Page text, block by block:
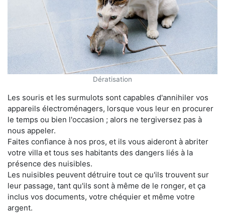
Dératisation
Les souris et les surmulots sont capables d'annihiler vos
appareils électroménagers, lorsque vous leur en procurer
le temps ou bien l'occasion ; alors ne tergiversez pas à
nous appeler.
Faites confiance à nos pros, et ils vous aideront à abriter
votre villa et tous ses habitants des dangers liés à la
présence des nuisibles.
Les nuisibles peuvent détruire tout ce qu'ils trouvent sur
leur passage, tant qu'ils sont à même de le ronger, et ça
inclus vos documents, votre chéquier et même votre
argent.